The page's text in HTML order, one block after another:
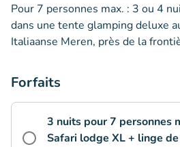
Pour 7 personnes max. : 3 ou 4
dans une tente glamping deluxe
Italiaanse Meren, près de la
Forfaits
3 nuits pour 7 personnes
Safari lodge XL + linge